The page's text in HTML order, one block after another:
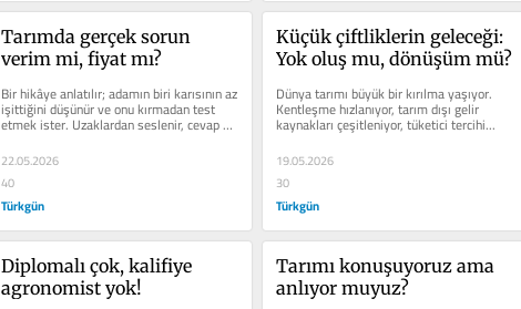
Tarımda gerçek sorun
verim mi, fiyat mı?
Bir hikâye anlatılır; adamın biri karısının az
işittiğini düşünür ve onu kırmadan test
etmek ister. Uzaklardan seslenir, cevap
22.05.2026
40
Türkgün
Küçük çiftliklerin geleceği:
Yok oluş mu, dönüşüm mü?
Dünya tarımı büyük bir kırılma yaşıyor.
Kentleşme hızlanıyor, tarım dışı gelir
kaynakları çeşitleniyor, tüketici tercihi...
19.05.2026
30
Türkgün
Diplomalı çok, kalifiye
agronomist yok!
Tarımı konuşuyoruz ama
anlıyor muyuz?